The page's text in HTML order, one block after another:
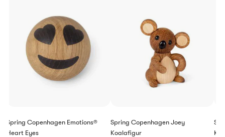
Spring Copenhagen Emotions®
Heart Eyes
Spring Copenhagen Joey
Koalafigur